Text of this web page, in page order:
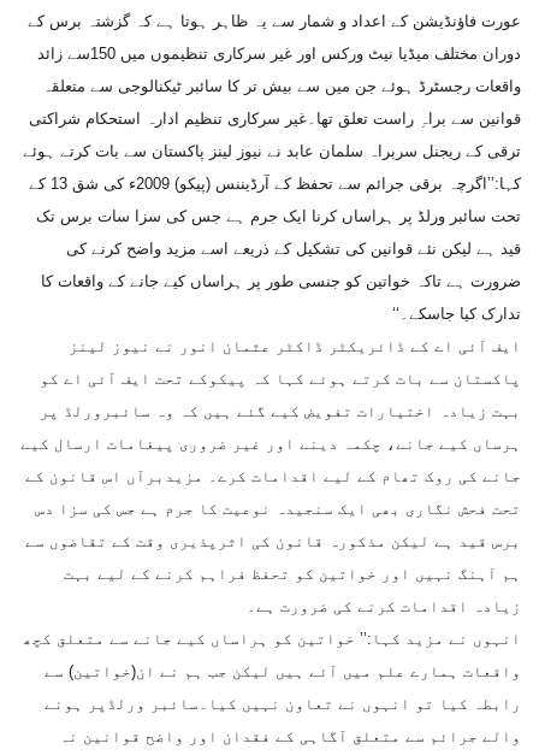
عورت فاؤنڈیشن کے اعداد و شمار سے یہ ظاہر ہوتا ہے کہ گزشتہ برس کے
دوران مختلف میڈیا نیٹ ورکس اور غیر سرکاری تنظیموں میں 150سے زائد
واقعات رجسٹرڈ ہوئے جن میں سے بیش تر کا سائبر ٹیکنالوجی سے متعلقہ
قوانین سے براہِ راست تعلق تھا۔غیر سرکاری تنظیم ادارہ استحکام شراکتی
ترقی کے ریجنل سربراہ سلمان عابد نے نیوز لینز پاکستان سے بات کرتے ہوئے
کہا:’’اگرچہ برقی جرائم سے تحفظ کے آرڈیننس (پیکو) 2009ء کی شق 13 کے
تحت سائبر ورلڈ پر ہراساں کرنا ایک جرم ہے جس کی سزا سات برس تک
قید ہے لیکن نئے قوانین کی تشکیل کے ذریعے اسے مزید واضح کرنے کی
ضرورت ہے تاکہ خواتین کو جنسی طور پر ہراساں کیے جانے کے واقعات کا
تدارک کیا جاسکے۔‘‘
ایف آئی اے کے ڈائریکٹر ڈاکٹر عثمان انور نے نیوز لینز
پاکستان سے بات کرتے ہوئے کہا کہ پیکوکے تحت ایف آئی اے کو
بہت زیادہ اختیارات تفویض کیے گئے ہیں کہ وہ سائبرورلڈ پر
ہرساں کیے جانے، چکمہ دینے اور غیر ضروری پیغامات ارسال کیے
جانے کی روک تھام کے لیے اقدامات کرے۔ مزیدبرآں اس قانون کے
تحت فحش نگاری بھی ایک سنجیدہ نوعیت کا جرم ہے جس کی سزا دس
برس قید ہے لیکن مذکورہ قانون کی اثرپذیری وقت کے تقاضوں سے
ہم آہنگ نہیں اور خواتین کو تحفظ فراہم کرنے کے لیے بہت
زیادہ اقدامات کرنے کی ضرورت ہے۔
انہوں نے مزید کہا:’’ خواتین کو ہراساں کیے جانے سے متعلق کچھ
واقعات ہمارے علم میں آئے ہیں لیکن جب ہم نے ان(خواتین) سے
رابطہ کیا تو انہوں نے تعاون نہیں کیا۔سائبر ورلڈپر ہونے
والے جرائم سے متعلق آگاہی کے فقدان اور واضح قوانین نہ